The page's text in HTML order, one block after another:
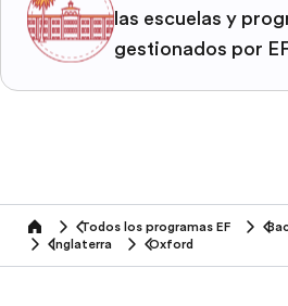
las escuelas y
gestionados por
home Todos los programas EF
Inglaterra
Oxford